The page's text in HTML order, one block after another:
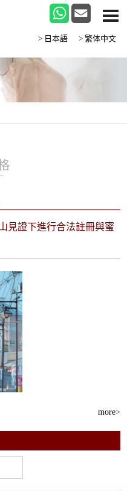
>日本語 >繁体中文
見證下進行合法註冊與蜜
more>